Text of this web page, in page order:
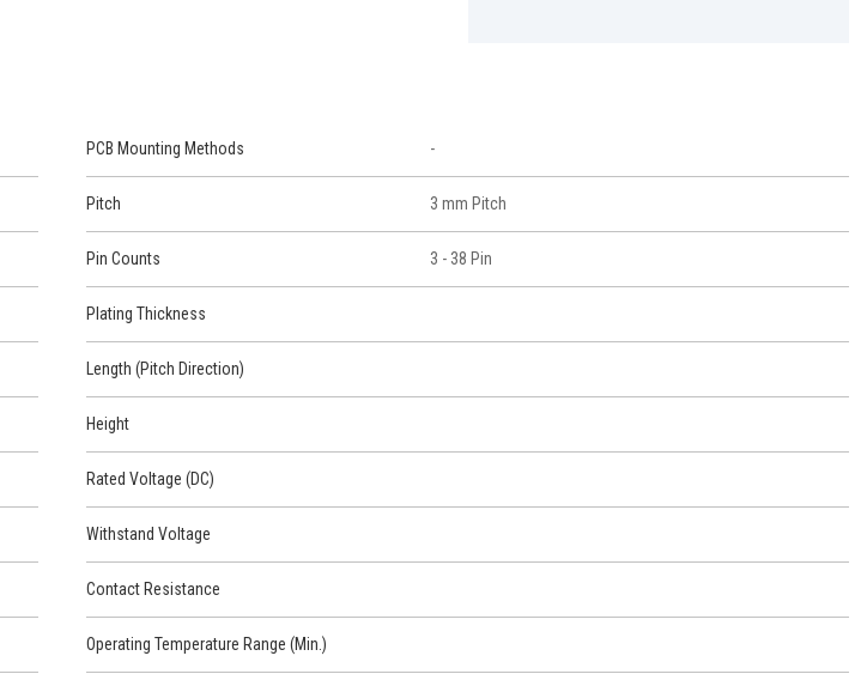
PCB Mounting Methods -
Pitch 3 mm Pitch
Pin Counts 3 - 38 Pin
Plating Thickness
Length (Pitch Direction)
Height
Rated Voltage (DC)
Withstand Voltage
Contact Resistance
Operating Temperature Range (Min.)